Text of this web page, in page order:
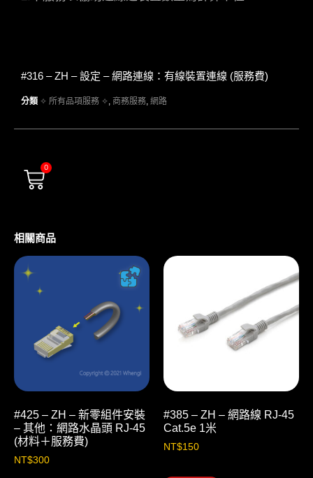
#316 – ZH – 設定 – 網路連線：有線裝置連線 (服務費)
分類 ✧ 所有品項服務 ✧, 商務服務, 網路
0
相關商品
#425 – ZH – 新零組件安裝
– 其他：網路水晶頭 RJ-45
(材料＋服務費)
NT$300
#385 – ZH – 網路線 RJ-45
Cat.5e 1米
NT$150